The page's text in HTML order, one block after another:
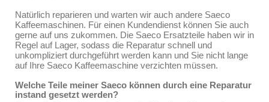
Natürlich reparieren und warten wir auch andere Saeco
Kaffeemaschinen. Für einen Kundendienst können Sie auch
gerne auf uns zukommen. Die Saeco Ersatzteile haben wir in
Regel auf Lager, sodass die Reparatur schnell und
unkompliziert durchgeführt werden kann und Sie nicht lange
auf Ihre Saeco Kaffeemaschine verzichten müssen.
Welche Teile meiner Saeco können durch eine Reparatur
instand gesetzt werden?